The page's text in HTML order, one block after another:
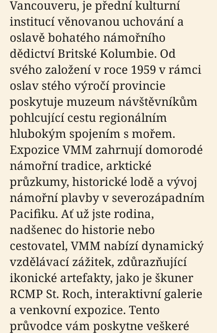
Vancouveru, je přední kulturní
institucí věnovanou uchování a
oslavě bohatého námořního
dědictví Britské Kolumbie. Od
svého založení v roce 1959 v rámci
oslav stého výročí provincie
poskytuje muzeum návštěvníkům
pohlcující cestu regionálním
hlubokým spojením s mořem.
Expozice VMM zahrnují domorodé
námořní tradice, arktické
průzkumy, historické lodě a vývoj
námořní plavby v severozápadním
Pacifiku. Ať už jste rodina,
nadšenec do historie nebo
cestovatel, VMM nabízí dynamický
vzdělávací zážitek, zdůrazňující
ikonické artefakty, jako je škuner
RCMP St. Roch, interaktivní galerie
a venkovní expozice. Tento
průvodce vám poskytne veškeré